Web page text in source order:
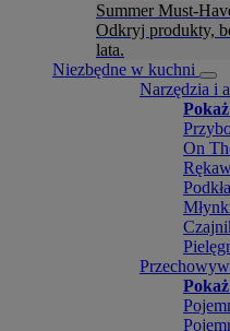
Summer Must-
Odkryj produkty,
lata.
Niezbędne w kuchni
Narzędzia i
On